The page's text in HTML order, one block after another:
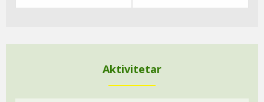
Aktivitetar